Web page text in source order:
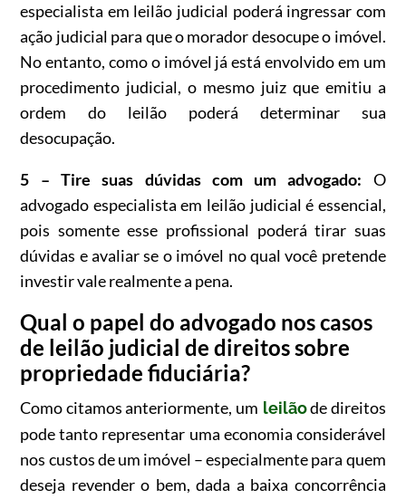
especialista em leilão judicial poderá ingressar com
ação judicial para que o morador desocupe o imóvel.
No entanto, como o imóvel já está envolvido em um
procedimento judicial, o mesmo juiz que emitiu a
ordem do leilão poderá determinar sua
desocupação.
5 – Tire suas dúvidas com um advogado: O
advogado especialista em leilão judicial é essencial,
pois somente esse profissional poderá tirar suas
dúvidas e avaliar se o imóvel no qual você pretende
investir vale realmente a pena.
Qual o papel do advogado nos casos
de leilão judicial de direitos sobre
propriedade fiduciária?
Como citamos anteriormente, um leilãode direitos
pode tanto representar uma economia considerável
nos custos de um imóvel – especialmente para quem
deseja revender o bem, dada a baixa concorrência